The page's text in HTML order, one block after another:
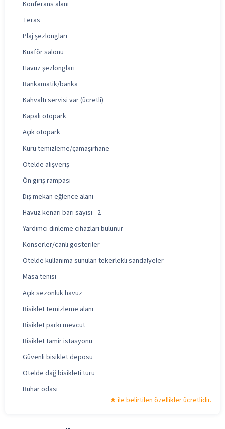
Konferans alanı
Teras
Plaj şezlongları
Kuaför salonu
Havuz şezlongları
Bankamatik/banka
Kahvaltı servisi var (ücretli)
Kapalı otopark
Açık otopark
Kuru temizleme/çamaşırhane
Otelde alışveriş
Ön giriş rampası
Dış mekan eğlence alanı
Havuz kenarı barı sayısı - 2
Yardımcı dinleme cihazları bulunur
Konserler/canlı gösteriler
Otelde kullanıma sunulan tekerlekli sandalyeler
Masa tenisi
Açık sezonluk havuz
Bisiklet temizleme alanı
Bisiklet parkı mevcut
Bisiklet tamir istasyonu
Güvenli bisiklet deposu
Otelde dağ bisikleti turu
Buhar odası
ile belirtilen özellikler ücretlidir.